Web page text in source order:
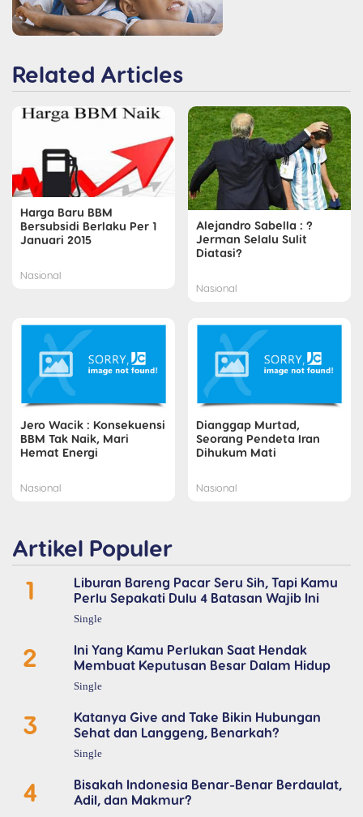
Related Articles
Harga Baru BBM
Bersubsidi Berlaku Per 1
Januari 2015
Nasional
Alejandro Sabella : ?
Jerman Selalu Sulit
Diatasi?
Nasional
Jero Wacik : Konsekuensi
BBM Tak Naik, Mari
Hemat Energi
Nasional
Dianggap Murtad,
Seorang Pendeta Iran
Dihukum Mati
Nasional
Artikel Populer
1
Liburan Bareng Pacar Seru Sih, Tapi Kamu
Perlu Sepakati Dulu 4 Batasan Wajib Ini
Single
2
Ini Yang Kamu Perlukan Saat Hendak
Membuat Keputusan Besar Dalam Hidup
Single
3
Katanya Give and Take Bikin Hubungan
Sehat dan Langgeng, Benarkah?
Single
4
Bisakah Indonesia Benar-Benar Berdaulat,
Adil, dan Makmur?